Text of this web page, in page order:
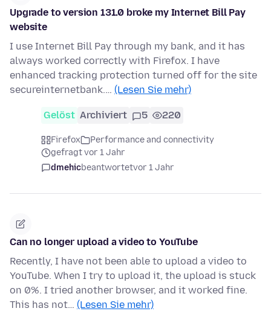
Upgrade to version 131.0 broke my Internet Bill Pay
website
I use Internet Bill Pay through my bank, and it has
always worked correctly with Firefox. I have
enhanced tracking protection turned off for the site
secureinternetbank.… (Lesen Sie mehr)
Gelöst Archiviert 5 220
Firefox
Performance and connectivity
gefragt vor 1 Jahr
dmehicbeantwortetvor 1 Jahr
Can no longer upload a video to YouTube
Recently, I have not been able to upload a video to
YouTube. When I try to upload it, the upload is stuck
on 0%. I tried another browser, and it worked fine.
This has not… (Lesen Sie mehr)